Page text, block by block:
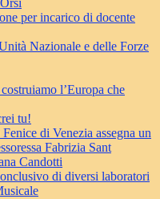
per incarico di docente
Nazionale e delle Forze
l’Europa che
tu!
di Venezia assegna un
Fabrizia Sant
Candotti
di diversi laboratori